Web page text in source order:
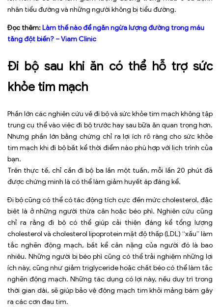
nhân tiểu đường và những người không bị tiểu đường.
Đọc thêm: Làm thế nào để ngăn ngừa lượng đường trong máu
tăng đột biến? – Viam Clinic
Đi bộ sau khi ăn có thể hỗ trợ sức
khỏe tim mạch
Phần lớn các nghiên cứu về đi bộ và sức khỏe tim mạch không tập
trung cụ thể vào việc đi bộ trước hay sau bữa ăn quan trọng hơn.
Nhưng phần lớn bằng chứng chỉ ra lợi ích rõ ràng cho sức khỏe
tim mạch khi đi bộ bất kể thời điểm nào phù hợp với lịch trình của
bạn.
Trên thực tế, chỉ cần đi bộ ba lần một tuần, mỗi lần 20 phút đã
được chứng minh là có thể làm giảm huyết áp đáng kể.
Đi bộ cũng có thể có tác động tích cực đến mức cholesterol, đặc
biệt là ở những người thừa cân hoặc béo phì. Nghiên cứu cũng
chỉ ra rằng đi bộ có thể giúp cải thiện đáng kể tổng lượng
cholesterol và cholesterol lipoprotein mật độ thấp (LDL) “xấu” làm
tắc nghẽn động mạch, bất kể cân nặng của người đó là bao
nhiêu. Những người bị béo phì cũng có thể trải nghiệm những lợi
ích này, cũng như giảm triglyceride hoặc chất béo có thể làm tắc
nghẽn động mạch. Những tác dụng có lợi này, nếu duy trì trong
thời gian dài, sẽ giúp bảo vệ động mạch tim khỏi mảng bám gây
ra các cơn đau tim.